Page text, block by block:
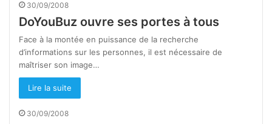
30/09/2008
DoYouBuz ouvre ses portes à tous
Face à la montée en puissance de la recherche
d’informations sur les personnes, il est nécessaire de
maîtriser son image…
Lire la suite
30/09/2008